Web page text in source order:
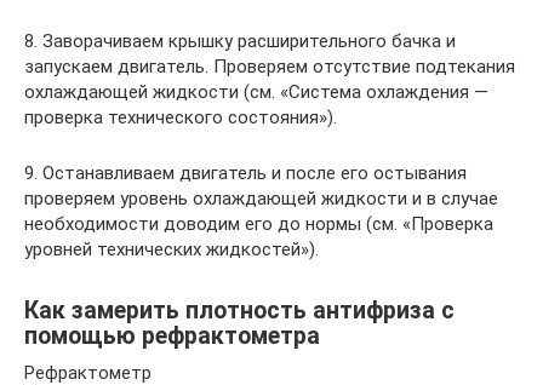
8. Заворачиваем крышку расширительного бачка и
запускаем двигатель. Проверяем отсутствие подтекания
охлаждающей жидкости (см. «Система охлаждения —
проверка технического состояния»).
9. Останавливаем двигатель и после его остывания
проверяем уровень охлаждающей жидкости и в случае
необходимости доводим его до нормы (см. «Проверка
уровней технических жидкостей»).
Как замерить плотность антифриза с
помощью рефрактометра
Рефрактометр